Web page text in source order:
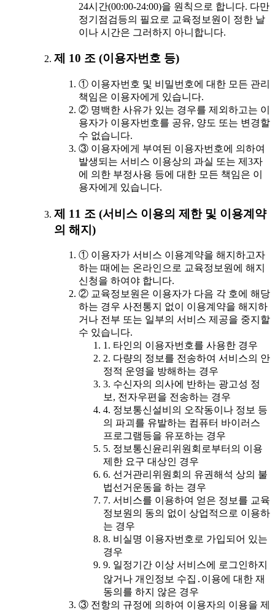
24시간(00:00-24:00)을 원칙으로 합니다. 다만
정기점검등의 필요로 교육정보원이 정한 날
이나 시간은 그러하지 아니합니다.
제 10 조 (이용자번호 등)
① 이용자번호 및 비밀번호에 대한 모든 관리
책임은 이용자에게 있습니다.
② 명백한 사유가 있는 경우를 제외하고는 이
용자가 이용자번호를 공유, 양도 또는 변경할
수 없습니다.
③ 이용자에게 부여된 이용자번호에 의하여
발생되는 서비스 이용상의 과실 또는 제3자
에 의한 부정사용 등에 대한 모든 책임은 이
용자에게 있습니다.
제 11 조 (서비스 이용의 제한 및 이용계약
의 해지)
① 이용자가 서비스 이용계약을 해지하고자
하는 때에는 온라인으로 교육정보원에 해지
신청을 하여야 합니다.
② 교육정보원은 이용자가 다음 각 호에 해당
하는 경우 사전통지 없이 이용계약을 해지하
거나 전부 또는 일부의 서비스 제공을 중지할
수 있습니다.
1. 타인의 이용자번호를 사용한 경우
2. 다량의 정보를 전송하여 서비스의 안
정적 운영을 방해하는 경우
3. 수신자의 의사에 반하는 광고성 정
보, 전자우편을 전송하는 경우
4. 정보통신설비의 오작동이나 정보 등
의 파괴를 유발하는 컴퓨터 바이러스
프로그램등을 유포하는 경우
5. 정보통신윤리위원회로부터의 이용
제한 요구 대상인 경우
6. 선거관리위원회의 유권해석 상의 불
법선거운동을 하는 경우
7. 서비스를 이용하여 얻은 정보를 교육
정보원의 동의 없이 상업적으로 이용하
는 경우
8. 비실명 이용자번호로 가입되어 있는
경우
9. 일정기간 이상 서비스에 로그인하지
않거나 개인정보 수집․이용에 대한 재
동의를 하지 않은 경우
③ 전항의 규정에 의하여 이용자의 이용을 제